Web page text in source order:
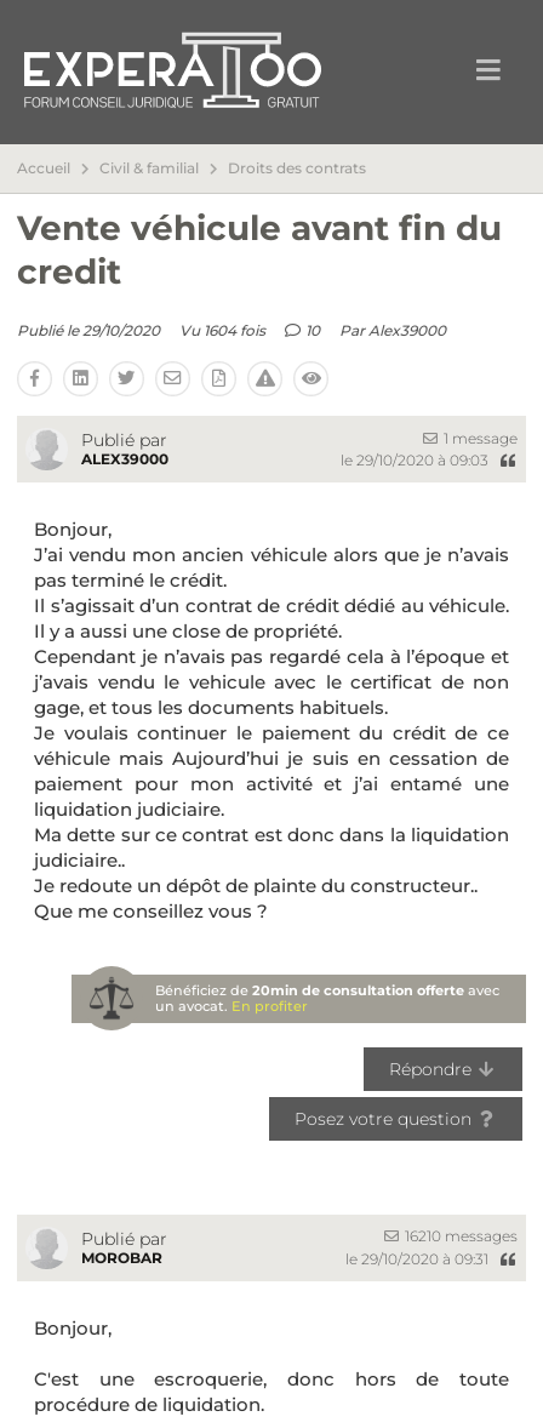
Accueil Civil & familial Droits des contrats
Vente véhicule avant fin du
credit
Publié le 29/10/2020 Vu 1604 fois 10 ParAlex39000
Publié par
ALEX39000
1 message
le 29/10/2020 à 09:03
Bonjour,
J’ai vendu mon ancien véhicule alors que je n’avais
pas terminé le crédit.
Il s’agissait d’un contrat de crédit dédié au véhicule.
Il y a aussi une close de propriété.
Cependant je n’avais pas regardé cela à l’époque et
j’avais vendu le vehicule avec le certificat de non
gage, et tous les documents habituels.
Je voulais continuer le paiement du crédit de ce
véhicule mais Aujourd’hui je suis en cessation de
paiement pour mon activité et j’ai entamé une
liquidation judiciaire.
Ma dette sur ce contrat est donc dans la liquidation
judiciaire..
Je redoute un dépôt de plainte du constructeur..
Que me conseillez vous ?
Bénéficiez de20min de consultation offerte avec
un avocat. En profiter
Répondre
Posez votre question
Publié par
MOROBAR
16210 messages
le 29/10/2020 à 09:31
Bonjour,
C'est une escroquerie, donc hors de toute
procédure de liquidation.